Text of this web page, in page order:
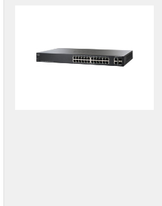
LCD
панели